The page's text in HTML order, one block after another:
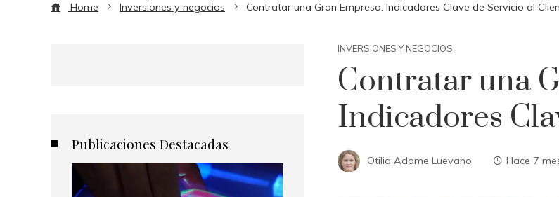
Home Inversiones y negocios Contratar una Gran Empresa: Indicadores Clave de Servicio al
INVERSIONES Y NEGOCIOS
Contratar una
Indicadores
Otilia Adame Luevano Hace 7
Publicaciones Destacadas